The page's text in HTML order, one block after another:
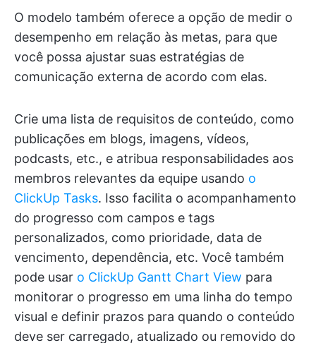
O modelo também oferece a opção de medir o
desempenho em relação às metas, para que
você possa ajustar suas estratégias de
comunicação externa de acordo com elas.
Crie uma lista de requisitos de conteúdo, como
publicações em blogs, imagens, vídeos,
podcasts, etc., e atribua responsabilidades aos
membros relevantes da equipe usando o
ClickUp Tasks. Isso facilita o acompanhamento
do progresso com campos e tags
personalizados, como prioridade, data de
vencimento, dependência, etc. Você também
pode usar o ClickUp Gantt Chart View para
monitorar o progresso em uma linha do tempo
visual e definir prazos para quando o conteúdo
deve ser carregado, atualizado ou removido do